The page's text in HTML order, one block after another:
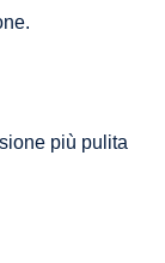
più pulita